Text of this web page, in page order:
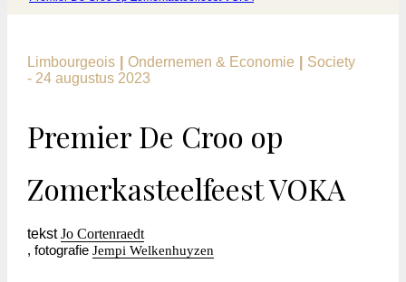
Limbourgeois Ondernemen & Economie
Society
- 24 augustus 2023
Premier De Croo op
Zomerkasteelfeest VOKA
tekstJo Cortenraedt
, fotografie Jempi Welkenhuyzen